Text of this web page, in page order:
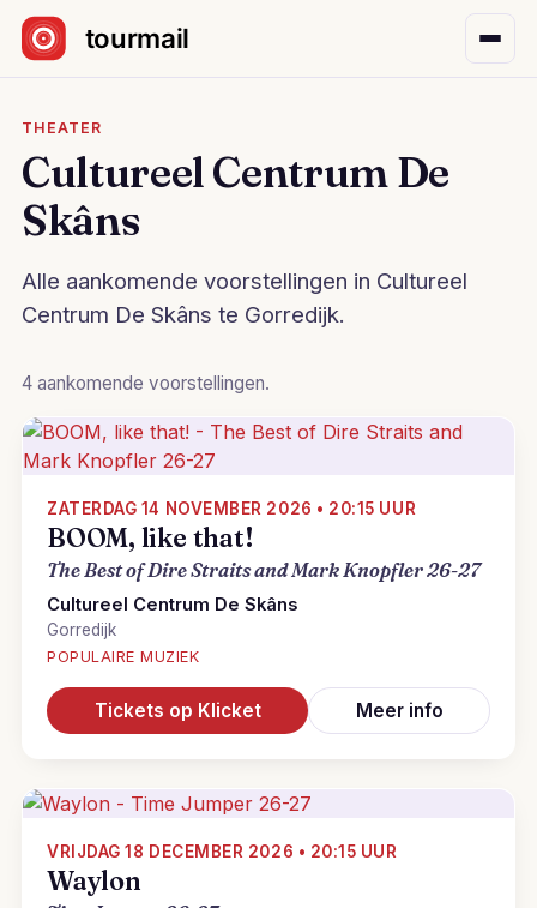
Sla navigatie over
THEATER
Cultureel Centrum De
Skâns
Alle aankomende voorstellingen in Cultureel
Centrum De Skâns te Gorredijk.
4 aankomende voorstellingen.
ZATERDAG 14 NOVEMBER 2026 • 20:15 UUR
BOOM, like that!
The Best of Dire Straits and Mark Knopfler 26-27
Cultureel Centrum De Skâns
Gorredijk
POPULAIRE MUZIEK
Tickets op Klicket Meer info
VRIJDAG 18 DECEMBER 2026 • 20:15 UUR
Waylon